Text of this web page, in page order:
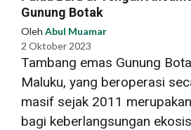
Gunung Botak
Oleh Abul Muamar
2 Oktober 2023
Tambang emas Gunung
Maluku, yang beroperasi
masif sejak 2011
bagi keberlangsungan